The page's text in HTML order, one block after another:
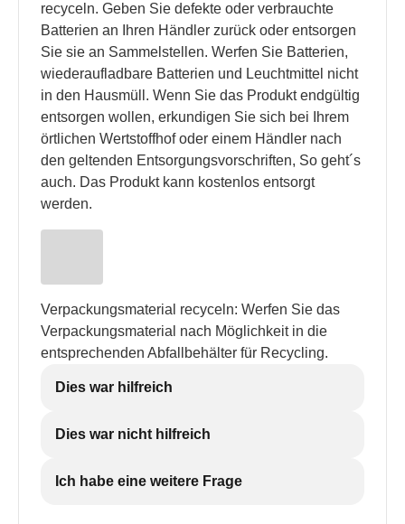
recyceln. Geben Sie defekte oder verbrauchte
Batterien an Ihren Händler zurück oder entsorgen
Sie sie an Sammelstellen. Werfen Sie Batterien,
wiederaufladbare Batterien und Leuchtmittel nicht
in den Hausmüll. Wenn Sie das Produkt endgültig
entsorgen wollen, erkundigen Sie sich bei Ihrem
örtlichen Wertstoffhof oder einem Händler nach
den geltenden Entsorgungsvorschriften, So geht´s
auch. Das Produkt kann kostenlos entsorgt
werden.
Verpackungsmaterial recyceln: Werfen Sie das
Verpackungsmaterial nach Möglichkeit in die
entsprechenden Abfallbehälter für Recycling.
Dies war hilfreich
Dies war nicht hilfreich
Ich habe eine weitere Frage